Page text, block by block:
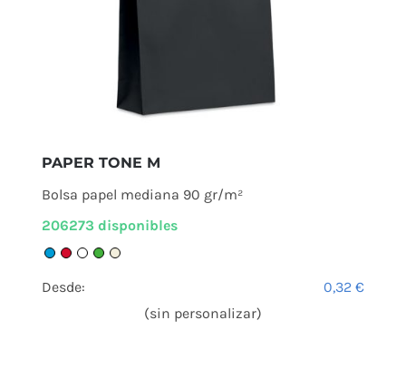
PAPER TONE M
Bolsa papel mediana 90 gr/m²
206273 disponibles
Desde: 0,32€
(sin personalizar)